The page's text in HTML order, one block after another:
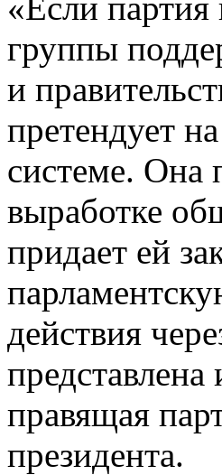
группы
и
претендует
системе. Она
выработке
придает ей
действия
правящая
президента.